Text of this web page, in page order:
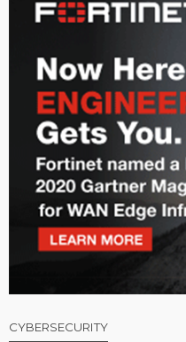
CYBERSECURITY